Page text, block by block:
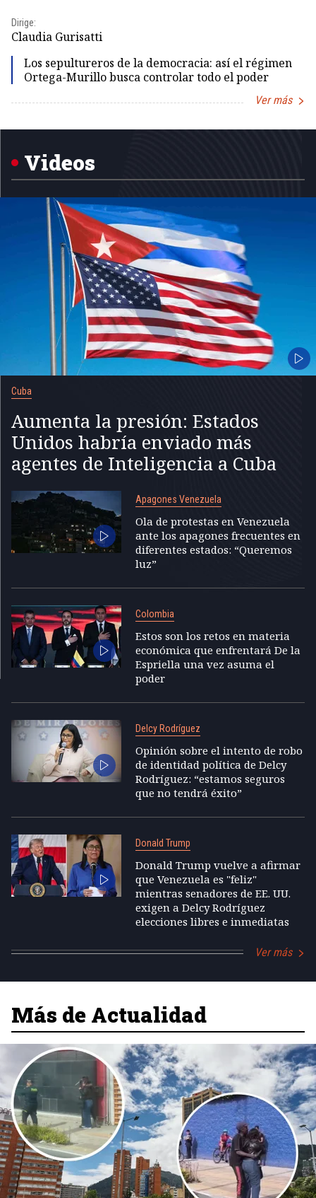
Dirige:
Claudia Gurisatti
Los sepultureros de la democracia: así el régimen
Ortega-Murillo busca controlar todo el poder
Ver más
Videos
Cuba
Aumenta la presión: Estados
Unidos habría enviado más
agentes de Inteligencia a Cuba
Apagones Venezuela
Ola de protestas en Venezuela
ante los apagones frecuentes en
diferentes estados: “Queremos
luz”
Colombia
Estos son los retos en materia
económica que enfrentará De la
Espriella una vez asuma el
poder
Delcy Rodríguez
Opinión sobre el intento de robo
de identidad política de Delcy
Rodríguez: “estamos seguros
que no tendrá éxito”
Donald Trump
Donald Trump vuelve a afirmar
que Venezuela es "feliz"
mientras senadores de EE. UU.
exigen a Delcy Rodríguez
elecciones libres e inmediatas
Ver más
Más de Actualidad